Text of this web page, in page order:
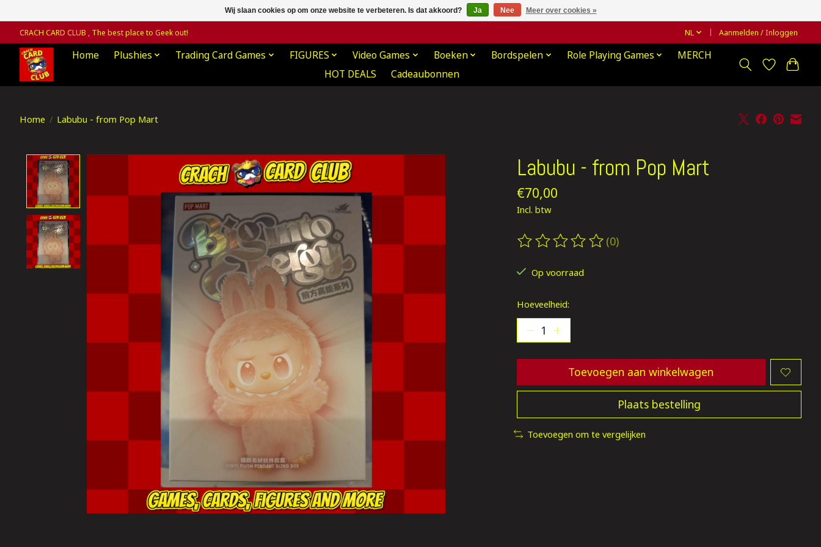
CRACH CARD CLUB , The best place to Geek out! NL Aanmelden / Inloggen
Home Plushies Trading Card Games FIGURES Video Games Boeken Bordspelen Role Playing Games
MERCH
HOT DEALS
Cadeaubonnen
Home / Labubu - from Pop Mart
Product image slideshow Items Labubu - from Pop Mart
€70,00
Incl. btw
De beoordeling van dit product is
(0)
Op voorraad
Hoeveelheid:
Toevoegen aan winkelwagen
Plaats bestelling
Toevoegen om te vergelijken
Wij slaan cookies op om onze website te verbeteren. Is dat akkoord? Ja Nee Meer over cookies »